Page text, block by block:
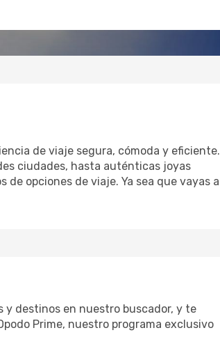
de viaje segura, cómoda y eficiente.
ciudades, hasta auténticas joyas
opciones de viaje. Ya sea que vayas a
destinos en nuestro buscador, y te
Prime, nuestro programa exclusivo